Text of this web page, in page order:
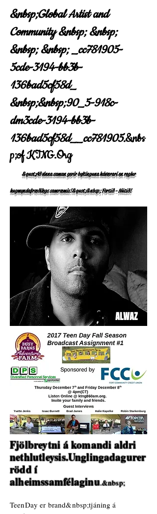
&nbsp;Global Artist and
Community &nbsp; &nbsp;
&nbsp; &nbsp; _cc781905-
5cde-3194-bb3b-
136bad5cf58d_
&nbsp;&nbsp;90_5-918c-
dm3cde-3194-bb3b-
136bad5cf58d__cc781905.&nbs
p;of KTNG.Org
&quot;Að vinna saman gerir byltinguna háværari en reglur
hugmyndafræðilegs samræmis!&quot;&nbsp; Fortíð - Nútíð!
ALWAZ
Fjölbreytni á komandi aldri
nethlutleysis.Unglingadagurer
rödd í
alheimssamfélaginu.&nbsp;
TeenDay er brand&nbsp;tjáning á